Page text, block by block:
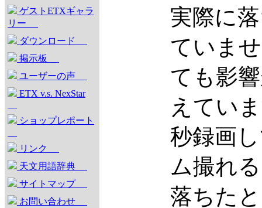
ゲストETXギャラ
リー
ダウンロード
掲示板
ユーザーの声
ETX v.s. NexStar
ショップレポート
リンク
天文用語辞典
サイトマップ
お問い合わせ
実際に
ていま
ても影
えてい
秒録画
ム撮れ
落ちた